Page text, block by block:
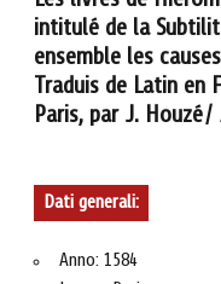
intitulé de la
ensemble les
Traduis de Latin en
Paris, par J.
Dati generali:
Anno: 1584